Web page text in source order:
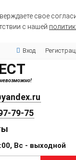
свое
с нашей
Вход
79-75
Вс - выходной